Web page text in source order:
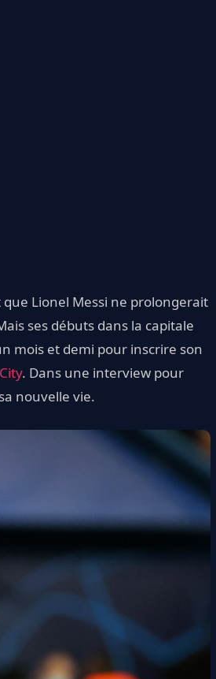
Lionel Messi ne prolongerait
ses débuts dans la capitale
mois et demi pour inscrire son
. Dans une interview pour
nouvelle vie.